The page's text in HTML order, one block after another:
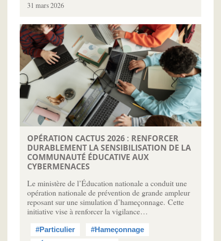
31 mars 2026
OPÉRATION CACTUS 2026 : RENFORCER
DURABLEMENT LA SENSIBILISATION DE LA
COMMUNAUTÉ ÉDUCATIVE AUX
CYBERMENACES
Le ministère de l’Éducation nationale a conduit une
opération nationale de prévention de grande ampleur
reposant sur une simulation d’hameçonnage. Cette
initiative vise à renforcer la vigilance…
#Particulier
#Hameçonnage